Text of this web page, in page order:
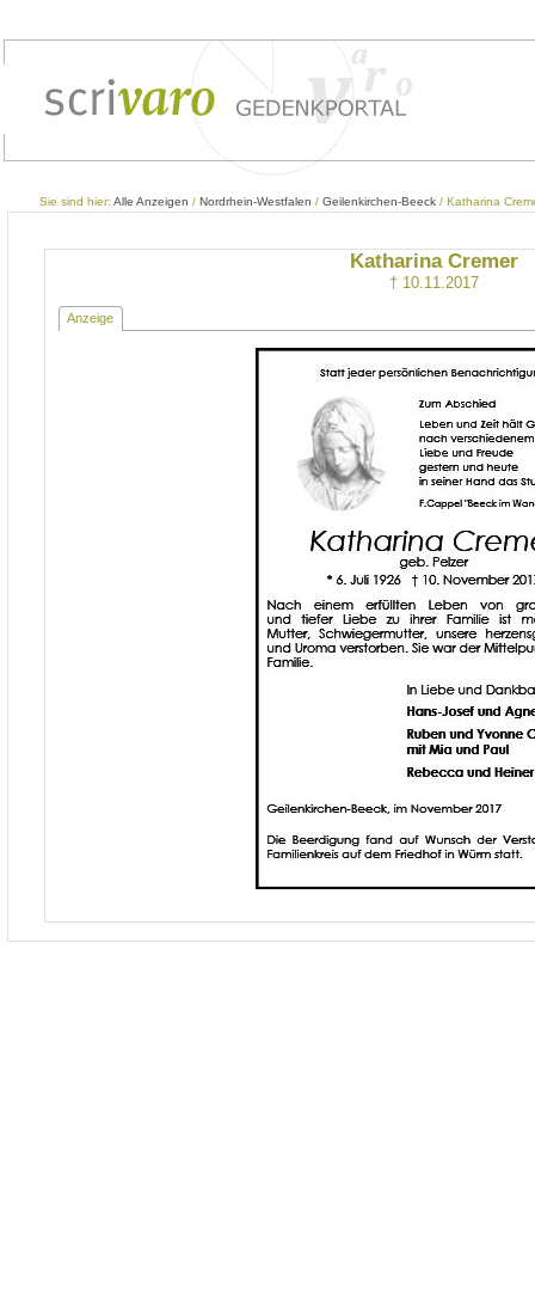
Sie sind hier: Alle Anzeigen / Nordrhein-Westfalen / Geilenkirchen-Beeck / Katharina
Katharina Cremer
† 10.11.2017
Anzeige